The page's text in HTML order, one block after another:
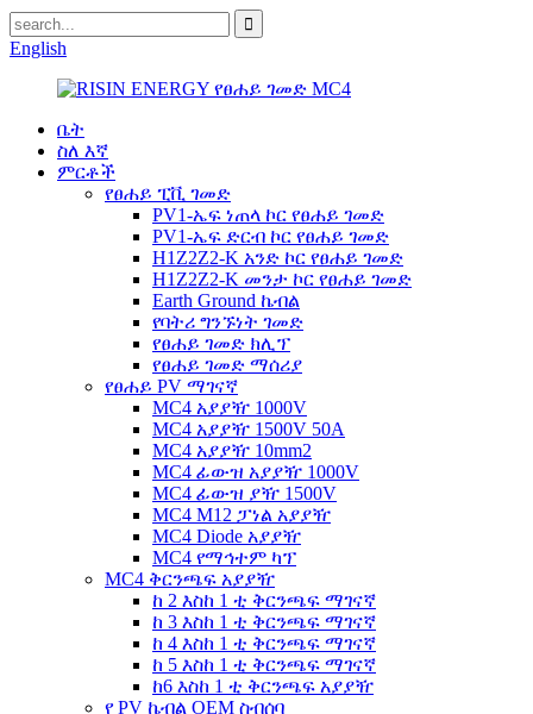
English
ቤት
ስለ እኛ
ምርቶች
የፀሐይ ፒቪ ገመድ
PV1-ኤፍ ነጠላ ኮር የፀሐይ ገመድ
PV1-ኤፍ ድርብ ኮር የፀሐይ ገመድ
H1Z2Z2-K አንድ ኮር የፀሐይ ገመድ
H1Z2Z2-K መንታ ኮር የፀሐይ ገመድ
Earth Ground ኬብል
የባትሪ ግንኙነት ገመድ
የፀሐይ ገመድ ክሊፕ
የፀሐይ ገመድ ማሰሪያ
የፀሐይ PV ማገናኛ
MC4 አያያዥ 1000V
MC4 አያያዥ 1500V 50A
MC4 አያያዥ 10mm2
MC4 ፊውዝ አያያዥ 1000V
MC4 ፊውዝ ያዥ 1500V
MC4 M12 ፓነል አያያዥ
MC4 Diode አያያዥ
MC4 የማኅተም ካፕ
MC4 ቅርንጫፍ አያያዥ
ከ 2 እስከ 1 ቲ ቅርንጫፍ ማገናኛ
ከ 3 እስከ 1 ቲ ቅርንጫፍ ማገናኛ
ከ 4 እስከ 1 ቲ ቅርንጫፍ ማገናኛ
ከ 5 እስከ 1 ቲ ቅርንጫፍ ማገናኛ
ከ6 እስከ 1 ቲ ቅርንጫፍ አያያዥ
የ PV ኬብል OEM ስብሰባ